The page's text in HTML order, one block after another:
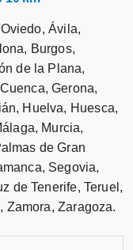
Ávila,
Burgos,
de la Plana,
Gerona,
Huelva, Huesca,
Murcia,
de Gran
Segovia,
de Tenerife, Teruel,
Zamora, Zaragoza.